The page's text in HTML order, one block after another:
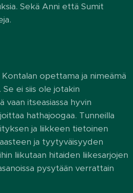
Sekä Anni että Sumit
opettama ja nimeämä
ei siis ole jotakin
vaan itseasiassa hyvin
hathajoogaa. Tunneilla
ja liikkeen tietoinen
ja tyytyväisyyden
liikutaan hitaiden liikesarjojen
pysytään verrattain